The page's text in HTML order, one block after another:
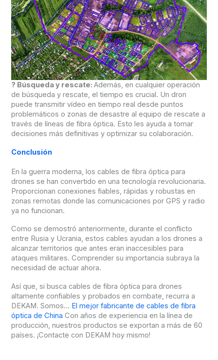
? Búsqueda y rescate: Además, en cualquier operación
de búsqueda y rescate, el tiempo es crucial. Un dron
puede transmitir vídeo en tiempo real desde puntos
problemáticos o zonas de desastre al equipo de rescate a
través de líneas de fibra óptica. Esto les ayuda a tomar
decisiones más definitivas y optimizar su colaboración.
Conclusión
En la guerra moderna, los cables de fibra óptica para
drones se han convertido en una tecnología revolucionaria.
Proporcionan conexiones fiables, rápidas y robustas en
zonas remotas donde las comunicaciones por GPS y radio
ya no funcionan.
Como se demostró anteriormente, durante el conflicto
entre Rusia y Ucrania, estos cables ayudan a los drones a
alcanzar territorios que antes eran inaccesibles para
ataques militares. Comprender su importancia subraya la
necesidad de actuar ahora.
Así que, si busca cables de fibra óptica para drones
altamente confiables y probados en combate, recurra a
DEKAM. Somos... El mejor fabricante de cables de fibra
óptica de China Con años de experiencia en la línea de
producción, nuestros productos se exportan a más de 60
países. ¡Contacte con DEKAM hoy mismo!